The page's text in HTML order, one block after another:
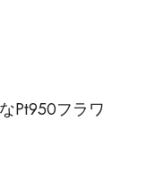
Pt950フラワ